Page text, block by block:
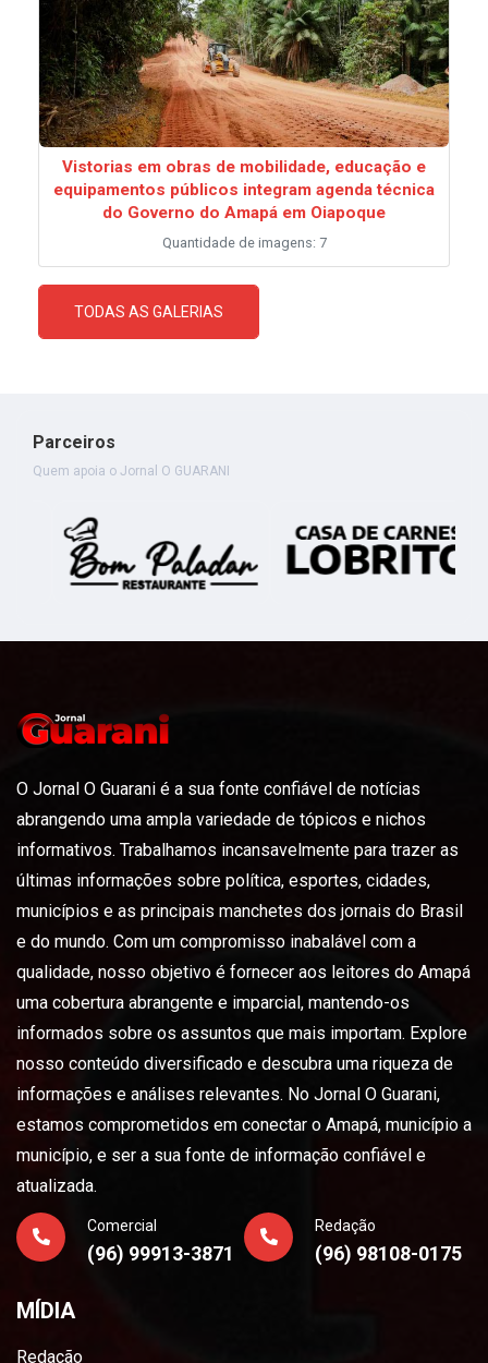
Vistorias em obras de mobilidade, educação e
equipamentos públicos integram agenda técnica
do Governo do Amapá em Oiapoque
Quantidade de imagens: 7
TODAS AS GALERIAS
Parceiros
Quem apoia o Jornal O GUARANI
O Jornal O Guarani é a sua fonte confiável de notícias
abrangendo uma ampla variedade de tópicos e nichos
informativos. Trabalhamos incansavelmente para trazer as
últimas informações sobre política, esportes, cidades,
municípios e as principais manchetes dos jornais do Brasil
e do mundo. Com um compromisso inabalável com a
qualidade, nosso objetivo é fornecer aos leitores do Amapá
uma cobertura abrangente e imparcial, mantendo-os
informados sobre os assuntos que mais importam. Explore
nosso conteúdo diversificado e descubra uma riqueza de
informações e análises relevantes. No Jornal O Guarani,
estamos comprometidos em conectar o Amapá, município a
município, e ser a sua fonte de informação confiável e
atualizada.
Comercial
(96) 99913-3871
Redação
(96) 98108-0175
MÍDIA
Redação